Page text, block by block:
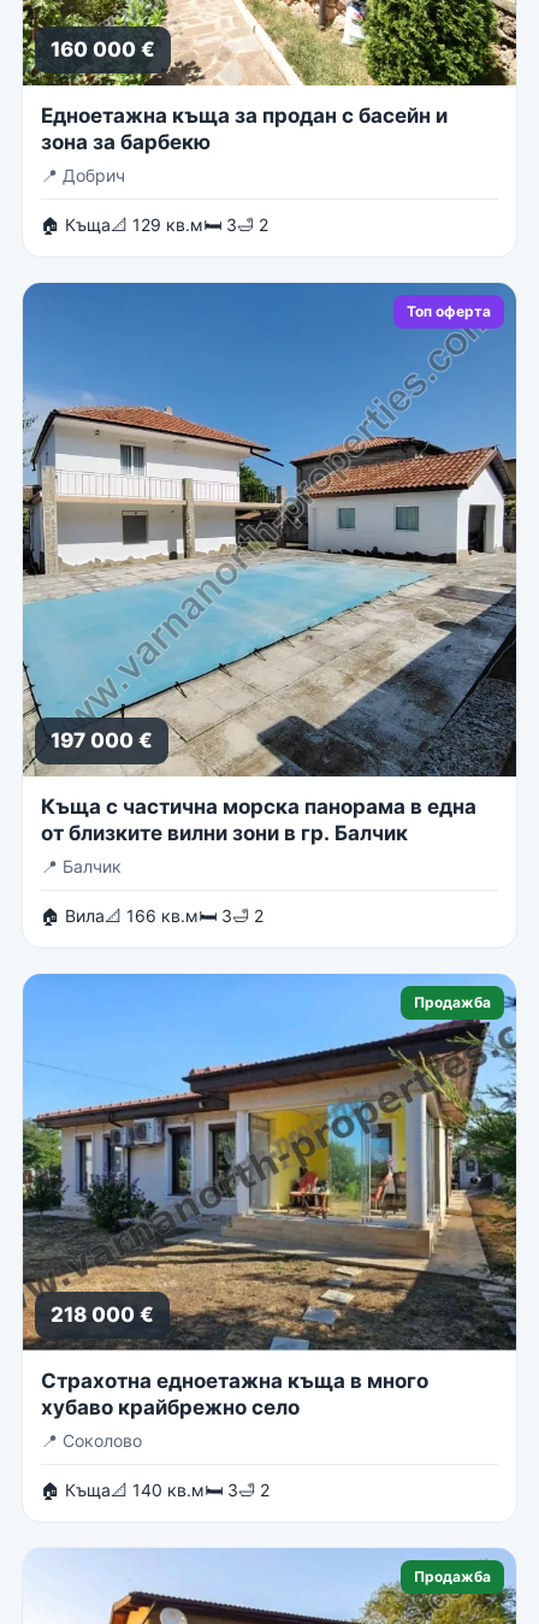
160 000 €
Едноетажна къща за продан с басейн и
зона за барбекю
📍 Добрич
🏠 Къща📐 129 кв.м🛏 3🛁 2
Топ оферта
197 000 €
Къща с частична морска панорама в една
от близките вилни зони в гр. Балчик
📍 Балчик
🏠 Вила📐 166 кв.м🛏 3🛁 2
Продажба
218 000 €
Страхотна едноетажна къща в много
хубаво крайбрежно село
📍 Соколово
🏠 Къща📐 140 кв.м🛏 3🛁 2
Продажба